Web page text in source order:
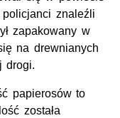
znaleźli
zapakowany w
na drewnianych
drogi.
papierosów to
została